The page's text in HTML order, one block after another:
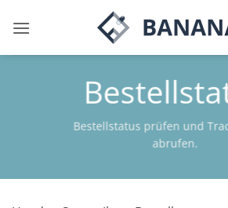
Inhalt
Bestellstatus prüfen und
abrufen.